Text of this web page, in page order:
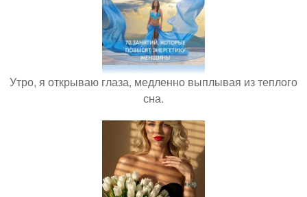
Утро, я открываю глаза, медленно выплывая из теплого
сна.